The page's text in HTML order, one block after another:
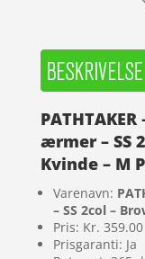
ærmer – SS
Kvinde – M
Varenavn:
– SS 2col –
Pris: Kr. 359.00
Prisgaranti: Ja